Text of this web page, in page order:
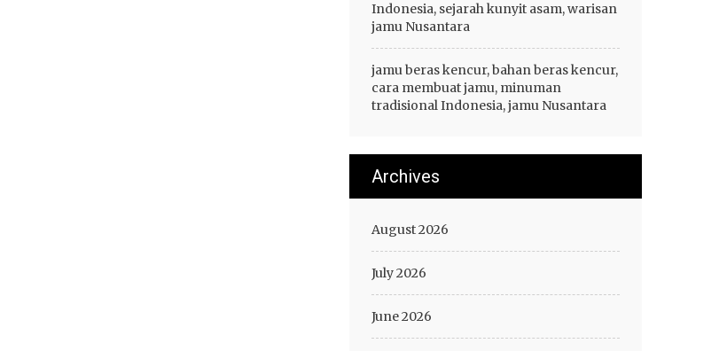
Indonesia, sejarah kunyit asam, warisan
jamu Nusantara
jamu beras kencur, bahan beras kencur,
cara membuat jamu, minuman
tradisional Indonesia, jamu Nusantara
Archives
August 2026
July 2026
June 2026